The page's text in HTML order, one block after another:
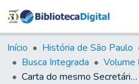
&
Início História de São Paulo
Busca Integrada
Carta do mesmo Secretário d'Estado participando a remessa da Artelharia, seu Trem, Ferro, Armamento, e Fardamento para esta Capitania etc.